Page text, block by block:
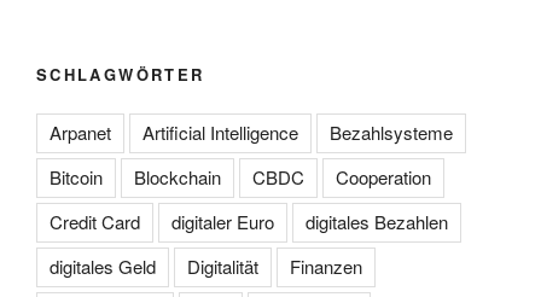
SCHLAGWÖRTER
Arpanet Artificial Intelligence
Bezahlsysteme
Bitcoin
Blockchain CBDC
Cooperation
Credit Card
digitaler Euro
digitales Bezahlen
digitales Geld
Digitalität
Finanzen